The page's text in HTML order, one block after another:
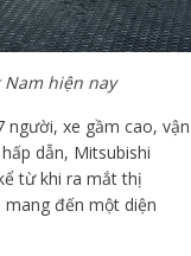
hiện nay
xe gầm cao, vận
dẫn, Mitsubishi
từ khi ra mắt thị
đến một diện